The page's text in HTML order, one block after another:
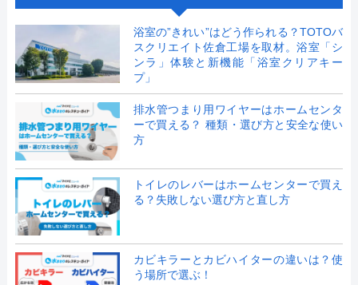
浴室の”きれい”はどう作られる？TOTOバ
スクリエイト佐倉工場を取材。浴室「シ
ンラ」体験と新機能「浴室クリアキー
プ」
排水管つまり用ワイヤーはホームセンタ
ーで買える？ 種類・選び方と安全な使い
方
トイレのレバーはホームセンターで買え
る？失敗しない選び方と直し方
カビキラーとカビハイターの違いは？使
う場所で選ぶ！